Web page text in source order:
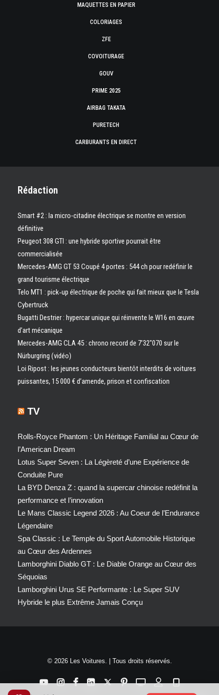
MAQUETTES EN PAPIER
COLORIAGES
ZFE
COVOITURAGE
GOUV
PRIME 2025
AIRBAG TAKATA
PURETECH
CARBURANTS EN DIRECT
Rédaction
Smart #2 : la micro-citadine électrique se montre en version
définitive
Peugeot 308 GTI : une hybride sportive pourrait être
commercialisée
Mercedes-AMG GT 53 Coupé 4 portes : 544 ch pour redéfinir le
grand tourisme électrique
Telo MT1 : pick‑up électrique de poche qui fait mieux que le Tesla
Cybertruck
Bugatti Destrier : hypercar unique qui réinvente le W16 en œuvre
d’art mécanique
Mercedes-AMG CLA 45 : chrono record de 7’32″070 sur le
Nürburgring (vidéo)
Loi Ripost : les jeunes conducteurs bientôt interdits de voitures
puissantes, 15 000 € d’amende, prison et confiscation
TV
Rolls-Royce Phantom : Un Héritage Familial au Cœur de
l’American Dream
Lotus Super Seven : La Légèreté d’une Expérience de
Conduite Pure
La BYD Denza Z : quand la supercar chinoise redéfinit la
performance et l’innovation
Le Mans Classic Legend 2026 : Au Coeur de l’Endurance
Légendaire
Spa Classic : Le Temple du Sport Automobile Historique
au Cœur des Ardennes
Lamborghini Diablo GT : Le Diable Orange au Cœur des
Séquoias
Lamborghini Urus SE Performante : Le Super SUV
Hybride le plus Extrême Jamais Conçu
© 2026 Les Voitures. | Tous droits réservés.